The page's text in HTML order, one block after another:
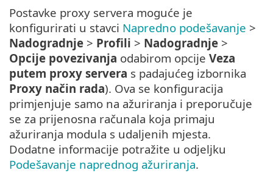
Postavke proxy servera moguće je
konfigurirati u stavci Napredno podešavanje >
Nadogradnje > Profili > Nadogradnje >
Opcije povezivanja odabirom opcije Veza
putem proxy servera s padajućeg izbornika
Proxy način rada). Ova se konfiguracija
primjenjuje samo na ažuriranja i preporučuje
se za prijenosna računala koja primaju
ažuriranja modula s udaljenih mjesta.
Dodatne informacije potražite u odjeljku
Podešavanje naprednog ažuriranja.